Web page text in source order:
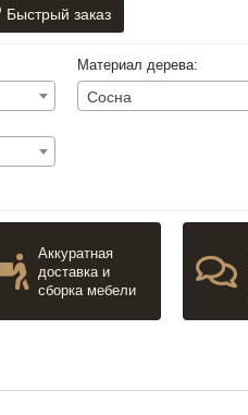
Быстрый заказ
Материал дерева:
Сосна
Аккуратная
доставка и
сборка мебели